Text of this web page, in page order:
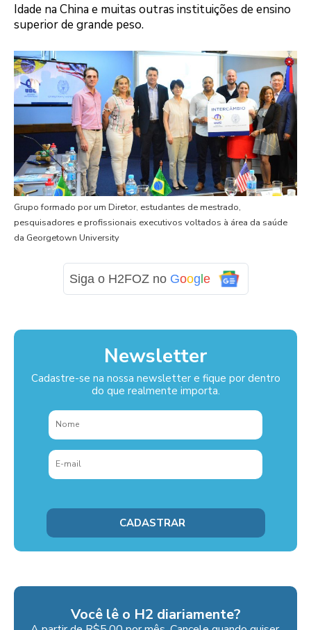
Idade na China e muitas outras instituições de ensino
superior de grande peso.
Grupo formado por um Diretor, estudantes de mestrado,
pesquisadores e profissionais executivos voltados à área da saúde
da Georgetown University
Siga o H2FOZ no Goog e
Newsletter
Cadastre-se na nossa newsletter e fique por dentro
do que realmente importa.
Você lê o H2 diariamente?